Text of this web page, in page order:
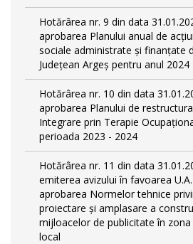
Hotărârea nr. 9 din data
aprobarea Planului anual de
sociale administrate și finanțate
Județean Argeș pentru anul 2024
Hotărârea nr. 10 din data
aprobarea Planului de
Integrare prin Terapie
perioada 2023 - 2024
Hotărârea nr. 11 din data
emiterea avizului în favoarea
aprobarea Normelor tehnice
proiectare şi amplasare a
mijloacelor de publicitate în
local